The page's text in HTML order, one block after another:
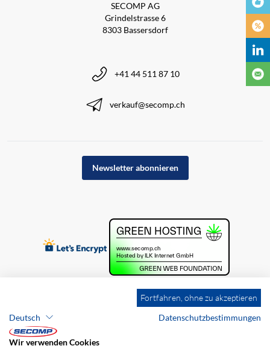
SECOMP AG
Grindelstrasse 6
8303 Bassersdorf
+41 44 511 87 10
verkauf@secomp.ch
Newsletter abonnieren
Fortfahren, ohne zu akzeptieren
Deutsch
Datenschutzbestimmungen
Wir verwenden Cookies